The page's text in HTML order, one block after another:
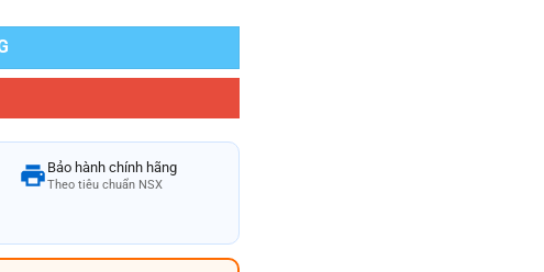
Bảo hành chính hãng
Theo tiêu chuẩn NSX